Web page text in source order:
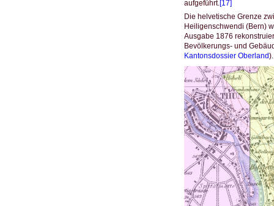
aufgeführt.[17]
Die helvetische Grenze
Heiligenschwendi (Bern)
Ausgabe 1876
Bevölkerungs- und
Kantonsdossier Oberland).